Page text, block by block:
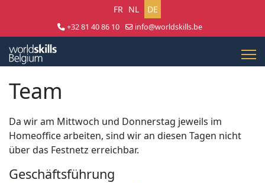
Sprache auswählen
FR NL DE
+32 81 40 86 10
info@worldskills.be
Team
Da wir am Mittwoch und Donnerstag jeweils im
Homeoffice arbeiten, sind wir an diesen Tagen nicht
über das Festnetz erreichbar.
Geschäftsführung